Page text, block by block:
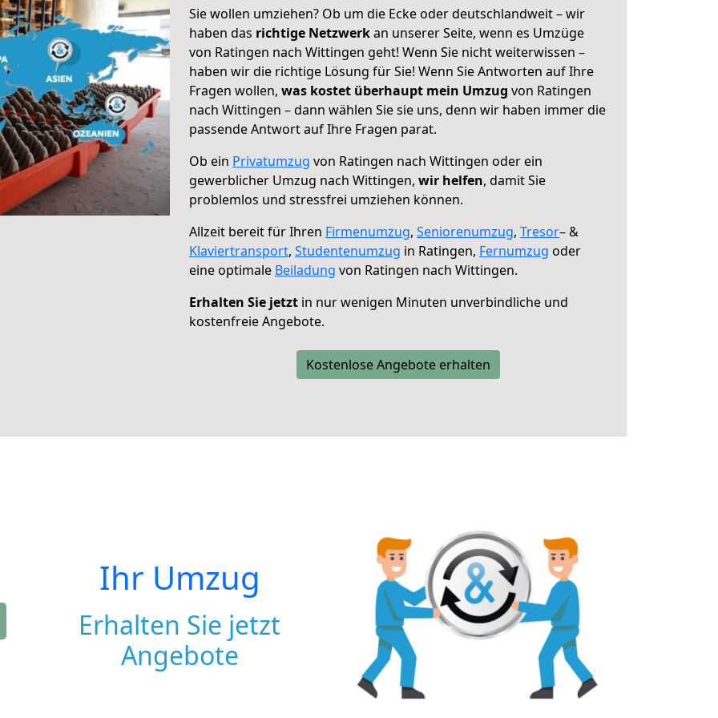
Sie wollen umziehen? Ob um die Ecke oder deutschlandweit – wir
haben das richtige Netzwerkan unserer Seite, wenn es Umzüge
von Ratingen nach Wittingen geht! Wenn Sie nicht weiterwissen –
haben wir die richtige Lösung für Sie! Wenn Sie Antworten auf Ihre
Fragen wollen, was kostet überhaupt mein Umzug von Ratingen
nach Wittingen – dann wählen Sie sie uns, denn wir haben immer die
passende Antwort auf Ihre Fragen parat.
Ob ein Privatumzug von Ratingen nach Wittingen oder ein
gewerblicher Umzug nach Wittingen, wir helfen, damit Sie
problemlos und stressfrei umziehen können.
Allzeit bereit für Ihren Firmenumzug, Seniorenumzug, Tresor– &
Klaviertransport, Studentenumzug in Ratingen, Fernumzug oder
eine optimale Beiladung von Ratingen nach Wittingen.
Erhalten Sie jetzt in nur wenigen Minuten unverbindliche und
kostenfreie Angebote.
Kostenlose Angebote erhalten
Ihr Umzug
Erhalten Sie jetzt
Angebote